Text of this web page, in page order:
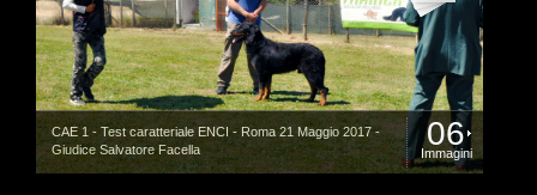
CAE 1 - Test caratteriale ENCI - Roma 21 Maggio 2017 -
Giudice Salvatore Facella
06
Immagini